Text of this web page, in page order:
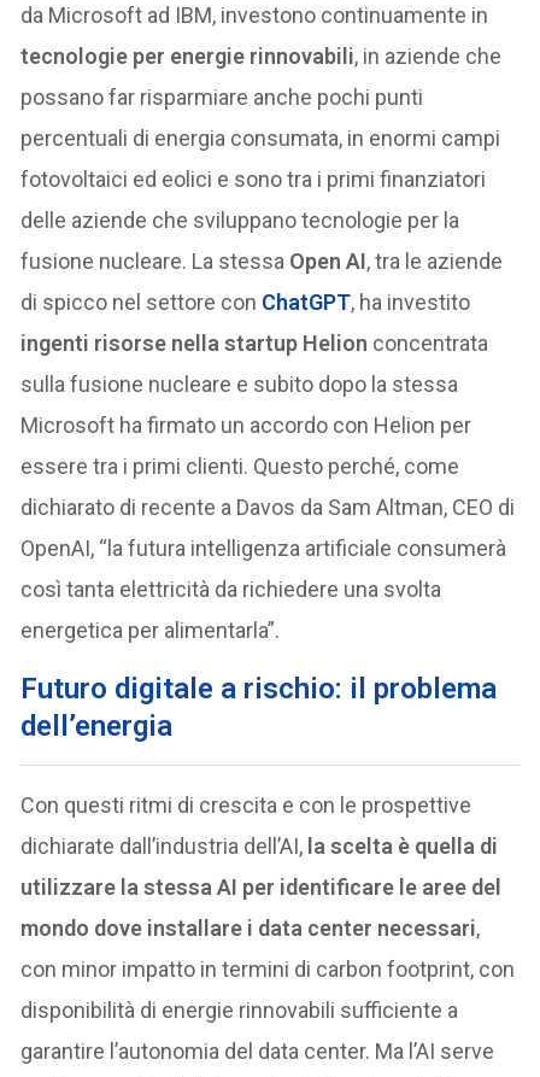
da Microsoft ad IBM, investono continuamente in
tecnologie per energie rinnovabili, in aziende che
possano far risparmiare anche pochi punti
percentuali di energia consumata, in enormi campi
fotovoltaici ed eolici e sono tra i primi finanziatori
delle aziende che sviluppano tecnologie per la
fusione nucleare. La stessa Open AI, tra le aziende
di spicco nel settore con ChatGPT, ha investito
ingenti risorse nella startup Helion concentrata
sulla fusione nucleare e subito dopo la stessa
Microsoft ha firmato un accordo con Helion per
essere tra i primi clienti. Questo perché, come
dichiarato di recente a Davos da Sam Altman, CEO di
OpenAI, “la futura intelligenza artificiale consumerà
così tanta elettricità da richiedere una svolta
energetica per alimentarla”.
Futuro digitale a rischio: il problema
dell’energia
Con questi ritmi di crescita e con le prospettive
dichiarate dall’industria dell’AI, la scelta è quella di
utilizzare la stessa AI per identificare le aree del
mondo dove installare i data center necessari,
con minor impatto in termini di carbon footprint, con
disponibilità di energie rinnovabili sufficiente a
garantire l’autonomia del data center. Ma l’AI serve